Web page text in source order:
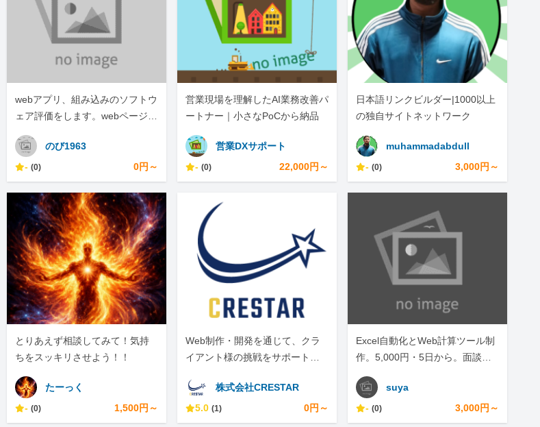
webアプリ、組み込みのソフトウ
ェア評価をします。webページの
のび1963
- (0) 0円～
営業現場を理解したAI業務改善パ
ートナー｜小さなPoCから納品
営業DXサポート
- (0) 22,000円～
日本語リンクビルダー|1000以上
の独自サイトネットワーク
muhammadabdull
- (0) 3,000円～
とりあえず相談してみて！気持
ちをスッキリさせよう！！
たーっく
- (0) 1,500円～
Web制作・開発を通じて、クラ
イアント様の挑戦をサポートし
株式会社CRESTAR
5.0 (1) 0円～
Excel自動化とWeb計算ツール制
作。5,000円・5日から。面談な
suya
- (0) 3,000円～